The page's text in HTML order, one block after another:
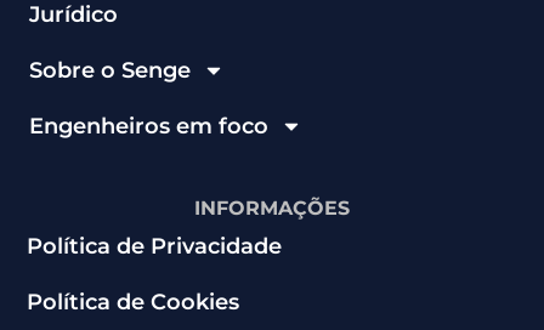
Jurídico
Sobre o Senge
Engenheiros em foco
INFORMAÇÕES
Política de Privacidade
Política de Cookies